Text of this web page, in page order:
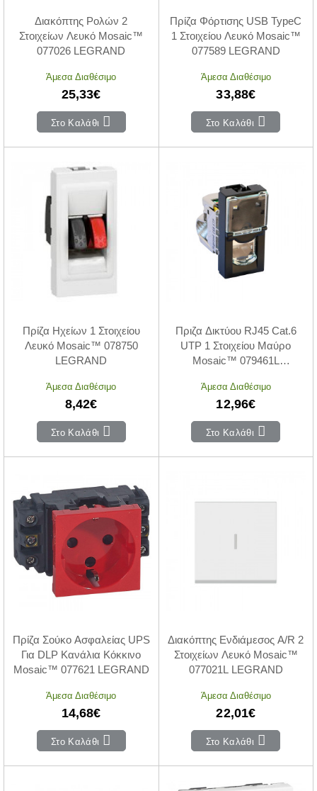
Διακόπτης Ρολών 2
Στοιχείων Λευκό Mosaic™
077026 LEGRAND
Άμεσα Διαθέσιμο
25,33€
Στο Καλάθι
Πρίζα Φόρτισης USB TypeC
1 Στοιχείου Λευκό Mosaic™
077589 LEGRAND
Άμεσα Διαθέσιμο
33,88€
Στο Καλάθι
Πρίζα Ηχείων 1 Στοιχείου
Λευκό Mosaic™ 078750
LEGRAND
Άμεσα Διαθέσιμο
8,42€
Στο Καλάθι
Πριζα Δικτύου RJ45 Cat.6
UTP 1 Στοιχείου Μαύρο
Mosaic™ 079461L
Άμεσα Διαθέσιμο
12,96€
Στο Καλάθι
Πρίζα Σούκο Ασφαλείας UPS
Για DLP Κανάλια Κόκκινο
Mosaic™ 077621 LEGRAND
Άμεσα Διαθέσιμο
14,68€
Στο Καλάθι
Διακόπτης Ενδιάμεσος A/R 2
Στοιχείων Λευκό Mosaic™
077021L LEGRAND
Άμεσα Διαθέσιμο
22,01€
Στο Καλάθι